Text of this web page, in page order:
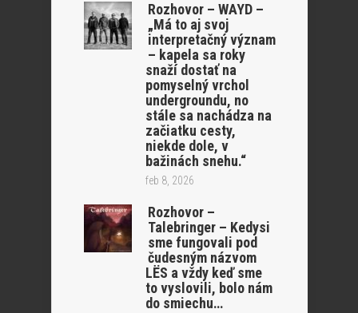
Rozhovor – WAYD –
„Má to aj svoj
interpretačný význam
– kapela sa roky
snaží dostať na
pomyselný vrchol
undergroundu, no
stále sa nachádza na
začiatku cesty,
niekde dole, v
bažinách snehu.“
feb 8, 2026
Rozhovor –
Talebringer – Kedysi
sme fungovali pod
čudesným názvom
LËS a vždy keď sme
to vyslovili, bolo nám
do smiechu…